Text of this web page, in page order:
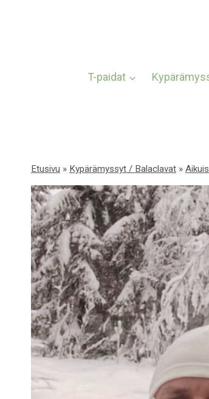
T-paidat
Etusivu » Kypärämyssyt / Balaclavat »